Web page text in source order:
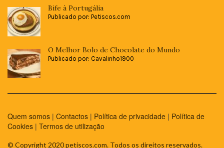
Bife à Portugália
Publicado por: Petiscos.com
O Melhor Bolo de Chocolate do Mundo
Publicado por: Cavalinho1900
Quem somos | Contactos | Política de privacidade | Política de
Cookies | Termos de utilização
© Copyright 2020 petiscos.com. Todos os direitos reservados.